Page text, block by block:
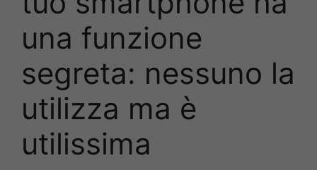
una funzione
segreta: nessuno la
utilizza ma è
utilissima